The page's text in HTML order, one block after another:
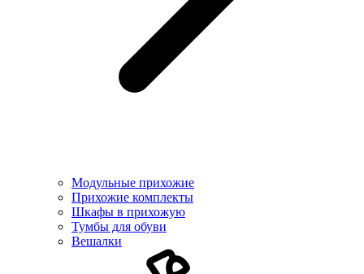
Модульные прихожие
Прихожие комплекты
Шкафы в прихожую
Тумбы для обуви
Вешалки